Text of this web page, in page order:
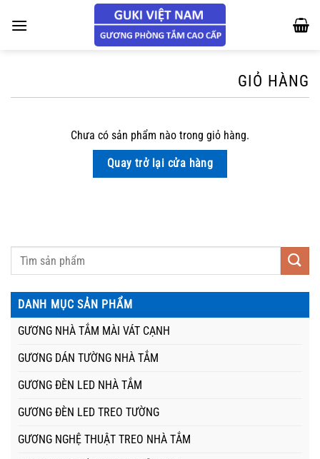
đến
GIỎ HÀNG
Chưa có sản phẩm nào trong giỏ hàng.
Quay trở lại cửa hàng
DANH MỤC SẢN PHẨM
GƯƠNG NHÀ TẮM MÀI VÁT CẠNH
GƯƠNG DÁN TƯỜNG NHÀ TẮM
GƯƠNG ĐÈN LED NHÀ TẮM
GƯƠNG ĐÈN LED TREO TƯỜNG
GƯƠNG NGHỆ THUẬT TREO NHÀ TẮM